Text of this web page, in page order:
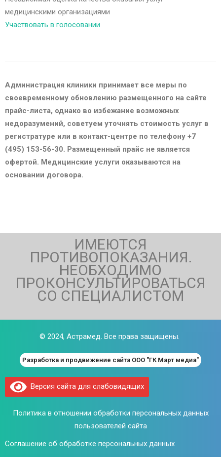
медицинскими организациями
Участвовать в голосовании
Администрация клиники принимает все меры по
своевременному обновлению размещенного на сайте
прайс-листа, однако во избежание возможных
недоразумений, советуем уточнять стоимость услуг в
регистратуре или в контакт-центре по телефону +7
(495) 153-56-30. Размещенный прайс не является
офертой. Медицинские услуги оказываются на
основании договора.
ИМЕЮТСЯ
ПРОТИВОПОКАЗАНИЯ.
НЕОБХОДИМО
ПРОКОНСУЛЬТИРОВАТЬСЯ
СО СПЕЦИАЛИСТОМ
© 2024, Астрамед. Все права защищены.
Разработка и продвижение сайта ООО "ГК Март медиа"
Версия сайта для слабовидящих
Политика в отношении обработки персональных данных
пользователей сайта
Соглашение об обработке персональных данных